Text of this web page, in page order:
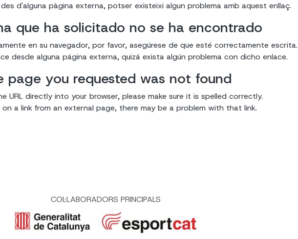
d'alguna pàgina externa, potser existeixi algun problema amb aquest enllaç.
que ha solicitado no se ha encontrado
en su navegador, por favor, asegúrese de que esté correctamente escrita.
desde alguna página externa, quizá exista algún problema con dicho enlace.
page you requested was not found
URL directly into your browser, please make sure it is spelled correctly.
on a link from an external page, there may be a problem with that link.
COL·LABORADORS PRINCIPALS